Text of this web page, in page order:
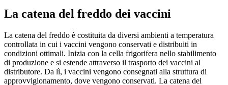
La catena del freddo dei vaccini
La catena del freddo è costituita da diversi ambienti a temperatura
controllata in cui i vaccini vengono conservati e distribuiti in
condizioni ottimali. Inizia con la cella frigorifera nello stabilimento
di produzione e si estende attraverso il trasporto dei vaccini al
distributore. Da lì, i vaccini vengono consegnati alla struttura di
approvvigionamento, dove vengono conservati. La catena del